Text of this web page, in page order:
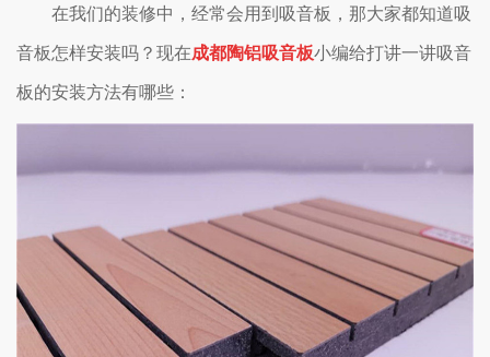
在我们的装修中，经常会用到吸音板，那大家都知道吸
音板怎样安装吗？现在成都陶铝吸音板小编给打讲一讲吸音
板的安装方法有哪些：